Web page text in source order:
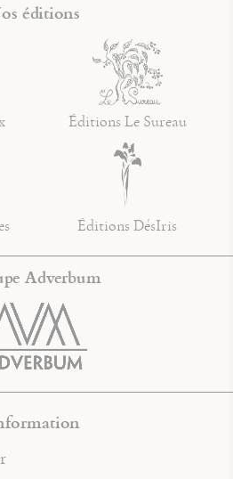
éditions
Éditions Le Sureau
Éditions DésIris
Adverbum